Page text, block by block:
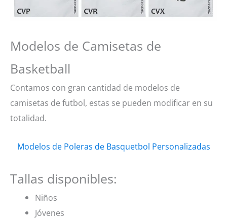
Modelos de Camisetas de
Basketball
Contamos con gran cantidad de modelos de
camisetas de futbol, estas se pueden modificar en su
totalidad.
Modelos de Poleras de Basquetbol Personalizadas
Tallas disponibles:
Niños
Jóvenes